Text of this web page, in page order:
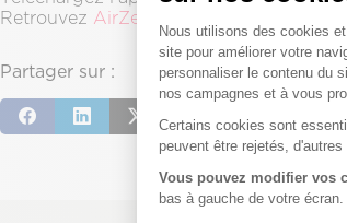
Plateforme de
Nous utilisons des cookies
site pour améliorer votre
personnaliser le contenu du
nos campagnes et à vous
Certains cookies sont
peuvent être rejetés,
Vous pouvez modifier vos
bas à gauche de votre écran.
Retrouvez AirZen Radio
Partager sur :